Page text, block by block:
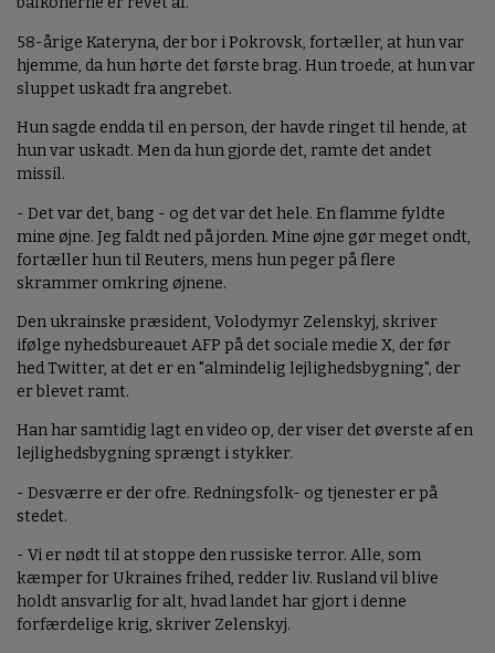
58-årige Kateryna, der bor i Pokrovsk, fortæller, at hun var
hjemme, da hun hørte det første brag. Hun troede, at hun var
sluppet uskadt fra angrebet.
Hun sagde endda til en person, der havde ringet til hende, at
hun var uskadt. Men da hun gjorde det, ramte det andet
missil.
- Det var det, bang - og det var det hele. En flamme fyldte
mine øjne. Jeg faldt ned på jorden. Mine øjne gør meget ondt,
fortæller hun til Reuters, mens hun peger på flere
skrammer omkring øjnene.
Den ukrainske præsident, Volodymyr Zelenskyj, skriver
ifølge nyhedsbureauet AFP på det sociale medie X, der før
hed Twitter, at det er en "almindelig lejlighedsbygning", der
er blevet ramt.
Han har samtidig lagt en video op, der viser det øverste af en
lejlighedsbygning sprængt i stykker.
- Desværre er der ofre. Redningsfolk- og tjenester er på
stedet.
- Vi er nødt til at stoppe den russiske terror. Alle, som
kæmper for Ukraines frihed, redder liv. Rusland vil blive
holdt ansvarlig for alt, hvad landet har gjort i denne
forfærdelige krig, skriver Zelenskyj.